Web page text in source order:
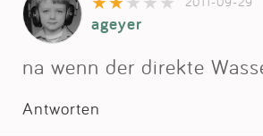
ageyer
na wenn der direkte
Antworten